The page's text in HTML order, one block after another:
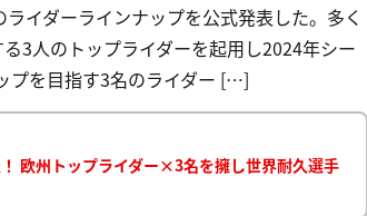
イダーラインナップを公式発表した。多く
3人のトップライダーを起用し2024年シー
プを目指す3名のライダー […]
欧州トップライダー×3名を擁し世界耐久選手